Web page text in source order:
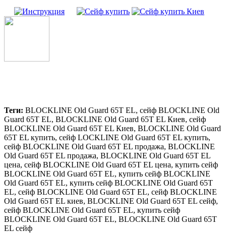
Теги: BLOCKLINE Old Guard 65T EL, сейф BLOCKLINE Old
Guard 65T EL, BLOCKLINE Old Guard 65T EL Киев, сейф
BLOCKLINE Old Guard 65T EL Киев, BLOCKLINE Old Guard
65T EL купить, сейф LOCKLINE Old Guard 65T EL купить,
сейф BLOCKLINE Old Guard 65T EL продажа, BLOCKLINE
Old Guard 65T EL продажа, BLOCKLINE Old Guard 65T EL
цена, сейф BLOCKLINE Old Guard 65T EL цена, купить сейф
BLOCKLINE Old Guard 65T EL, купить сейф BLOCKLINE
Old Guard 65T EL, купить сейф BLOCKLINE Old Guard 65T
EL, сейф BLOCKLINE Old Guard 65T EL, сейф BLOCKLINE
Old Guard 65T EL киев, BLOCKLINE Old Guard 65T EL сейф,
сейф BLOCKLINE Old Guard 65T EL, купить сейф
BLOCKLINE Old Guard 65T EL, BLOCKLINE Old Guard 65T
EL сейф